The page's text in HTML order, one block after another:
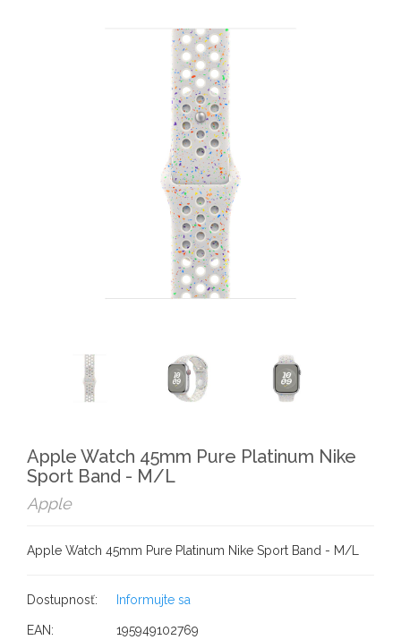
Apple Watch 45mm Pure Platinum Nike
Sport Band - M/L
Apple
Apple Watch 45mm Pure Platinum Nike Sport Band - M/L
Dostupnosť: Informujte sa
EAN: 195949102769